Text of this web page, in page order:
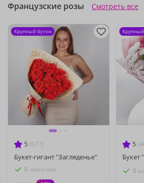
Французские розы Смотреть все
5 (677)
Букет-гигант "Загляденье"
В наличии
Крупный бутон
5
Букет
В